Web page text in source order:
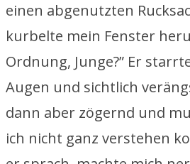
einen abgenutzten
kurbelte mein Fenster
Ordnung, Junge?” Er
Augen und sichtlich
dann aber zögernd und
ich nicht ganz verstehen